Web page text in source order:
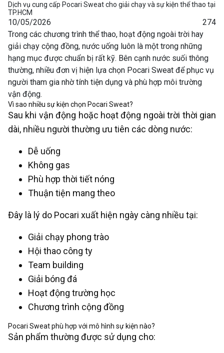
Dịch vụ cung cấp Pocari Sweat cho giải chạy và sự kiện thể thao tại
TP.HCM
10/05/2026
274
Trong các chương trình thể thao, hoạt động ngoài trời hay
giải chạy cộng đồng, nước uống luôn là một trong những
hạng mục được chuẩn bị rất kỹ. Bên cạnh nước suối thông
thường, nhiều đơn vị hiện lựa chọn Pocari Sweat để phục vụ
người tham gia nhờ tính tiện dụng và phù hợp môi trường
vận động.
Vì sao nhiều sự kiện chọn Pocari Sweat?
Sau khi vận động hoặc hoạt động ngoài trời thời gian
dài, nhiều người thường ưu tiên các dòng nước:
Dễ uống
Không gas
Phù hợp thời tiết nóng
Thuận tiện mang theo
Đây là lý do Pocari xuất hiện ngày càng nhiều tại:
Giải chạy phong trào
Hội thao công ty
Team building
Giải bóng đá
Hoạt động trường học
Chương trình cộng đồng
Pocari Sweat phù hợp với mô hình sự kiện nào?
Sản phẩm thường được sử dụng cho: